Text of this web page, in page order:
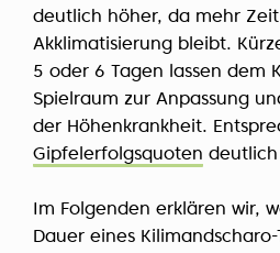
deutlich höher, da mehr
Akklimatisierung bleibt.
5 oder 6 Tagen lassen dem
Spielraum zur Anpassung
der Höhenkrankheit.
Gipfelerfolgsquoten
Im Folgenden erklären wir,
Dauer eines